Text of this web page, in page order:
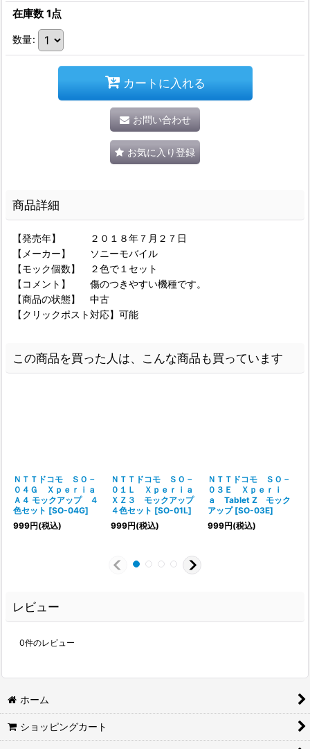
在庫数 1点
数量:
カートに入れる
お問い合わせ
お気に入り登録
商品詳細
【発売年】 ２０１８年７月２７日
【メーカー】 ソニーモバイル
【モック個数】 ２色で１セット
【コメント】 傷のつきやすい機種です。
【商品の状態】 中古
【クリックポスト対応】可能
この商品を買った人は、こんな商品も買っています
ＮＴＴドコモ ＳＯ－
０４Ｇ Ｘｐｅｒｉａ
Ａ４ モックアップ ４
色セット [SO-04G]
999円(税込)
ＮＴＴドコモ ＳＯ－
０１Ｌ Ｘｐｅｒｉａ
ＸＺ３ モックアップ
４色セット [SO-01L]
999円(税込)
ＮＴＴドコモ ＳＯ－
０３Ｅ Ｘｐｅｒｉ
ａ Tablet Z モック
アップ [SO-03E]
999円(税込)
レビュー
0件のレビュー
ホーム
ショッピングカート